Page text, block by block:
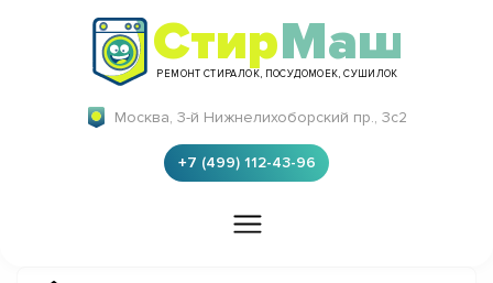
СтирМаш
РЕМОНТ СТИРАЛОК, ПОСУДОМОЕК, СУШИЛОК
Москва, 3-й Нижнелихоборский пр., 3с2
+7 (499) 112-43-96